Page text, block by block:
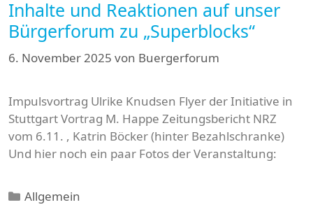
Inhalte und Reaktionen auf unser
Bürgerforum zu „Superblocks“
6. November 2025 von Buergerforum
Impulsvortrag Ulrike Knudsen Flyer der Initiative in
Stuttgart Vortrag M. Happe Zeitungsbericht NRZ
vom 6.11. , Katrin Böcker (hinter Bezahlschranke)
Und hier noch ein paar Fotos der Veranstaltung:
Kategorien
Allgemein